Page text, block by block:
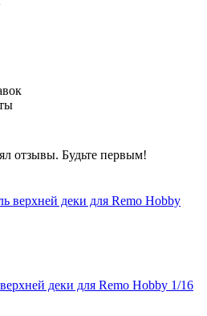
отзывы. Будьте первым!
деки для Remo Hobby 1/16